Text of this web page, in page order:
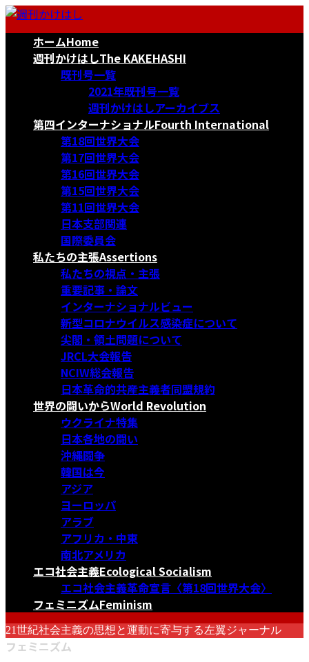
コ
ナ
ホームHome
週刊かけはしThe KAKEHASHI
既刊号一覧
2021年既刊号一覧
週刊かけはしアーカイブス
第四インターナショナルFourth International
第18回世界大会
第17回世界大会
第16回世界大会
第15回世界大会
第11回世界大会
日本支部関連
国際委員会
私たちの主張Assertions
私たちの視点・主張
重要記事・論文
インターナショナルビュー
新型コロナウイルス感染症について
尖閣・領土問題について
JRCL大会報告
NCIW総会報告
日本革命的共産主義者同盟規約
世界の闘いからWorld Revolution
ウクライナ特集
日本各地の闘い
沖縄闘争
韓国は今
アジア
ヨーロッパ
アラブ
アフリカ・中東
南北アメリカ
エコ社会主義Ecological Socialism
エコ社会主義革命宣言〈第18回世界大会〉
フェミニズムFeminism
21世紀社会主義の思想と運動に寄与する左翼ジャーナル
フェミニズム